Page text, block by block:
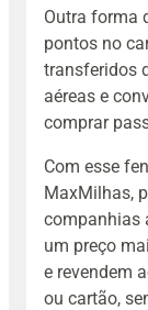
Outra forma
pontos no
transferidos
aéreas e
comprar
Com esse
MaxMilhas,
companhias
um preço
e revendem
ou cartão,